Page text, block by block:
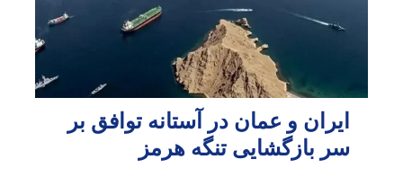
ایران و عمان در آستانه توافق بر
سر بازگشایی تنگه هرمز